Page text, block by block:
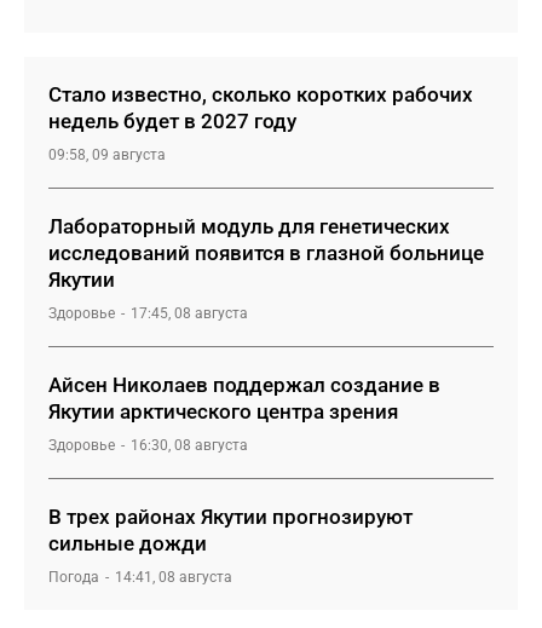
Стало известно, сколько коротких рабочих
недель будет в 2027 году
09:58, 09 августа
Лабораторный модуль для генетических
исследований появится в глазной больнице
Якутии
Здоровье 17:45, 08 августа
Айсен Николаев поддержал создание в
Якутии арктического центра зрения
Здоровье 16:30, 08 августа
В трех районах Якутии прогнозируют
сильные дожди
Погода 14:41, 08 августа